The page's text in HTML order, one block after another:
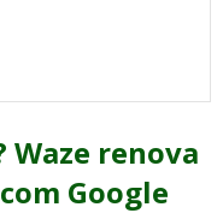
Waze renova
Google